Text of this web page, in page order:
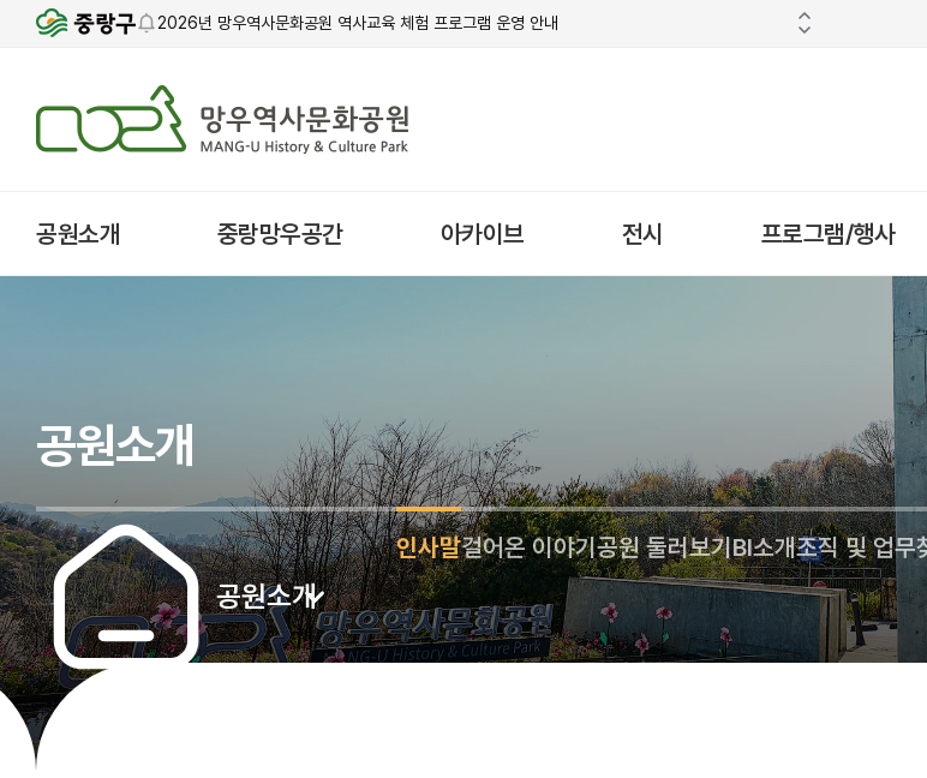
2026년 망우역사문화공원 역사교육 체험 프로그램 운영 안내
공원소개 중랑망우공간 아카이브 전시 프로그램/행사
공원소개
인사말걸어온 이야기공원 둘러보기BI소개조직 및 업무
공원소개